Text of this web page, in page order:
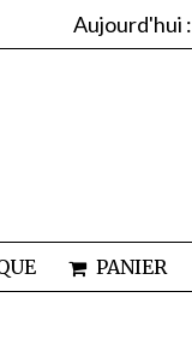
Aujourd'hui :
PANIER